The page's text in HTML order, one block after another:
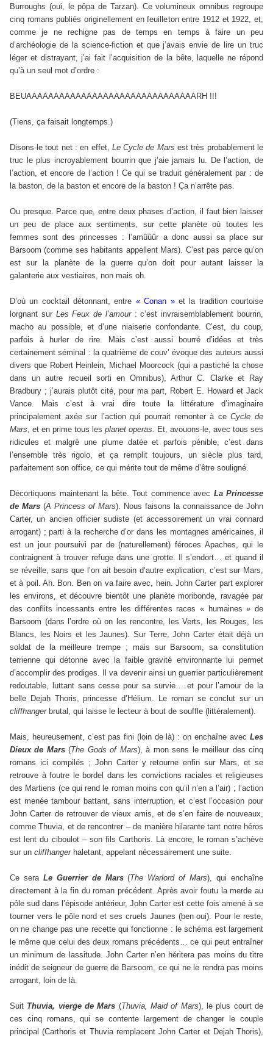
Burroughs (oui, le pôpa de Tarzan). Ce volumineux omnibus regroupe
cinq romans publiés originellement en feuilleton entre 1912 et 1922, et,
comme je ne rechigne pas de temps en temps à faire un peu
d’archéologie de la science-fiction et que j’avais envie de lire un truc
léger et distrayant, j’ai fait l’acquisition de la bête, laquelle ne répond
qu’à un seul mot d’ordre :
BEUAAAAAAAAAAAAAAAAAAAAAAAAAAAAAAARH !!!
(Tiens, ça faisait longtemps.)
Disons-le tout net : en effet, Le Cycle de Mars est très probablement le
truc le plus incroyablement bourrin que j’aie jamais lu. De l’action, de
l’action, et encore de l’action ! Ce qui se traduit généralement par : de
la baston, de la baston et encore de la baston ! Ça n’arrête pas.
Ou presque. Parce que, entre deux phases d’action, il faut bien laisser
un peu de place aux sentiments, sur cette planète où toutes les
femmes sont des princesses : l’amûûûr a donc aussi sa place sur
Barsoom (comme ses habitants appellent Mars). C’est pas parce qu’on
est sur la planète de la guerre qu’on doit pour autant laisser la
galanterie aux vestiaires, non mais oh.
D’où un cocktail détonnant, entre « Conan »et la tradition courtoise
lorgnant sur Les Feux de l’amour: c’est invraisemblablement bourrin,
macho au possible, et d’une niaiserie confondante. C’est, du coup,
parfois à hurler de rire. Mais c’est aussi bourré d’idées et très
certainement séminal : la quatrième de couv’ évoque des auteurs aussi
divers que Robert Heinlein, Michael Moorcock (qui a pastiché la chose
dans un autre recueil sorti en Omnibus), Arthur C. Clarke et Ray
Bradbury ; j’aurais plutôt cité, pour ma part, Robert E. Howard et Jack
Vance. Mais c’est à vrai dire toute la littérature d’imaginaire
principalement axée sur l’action qui pourrait remonter à ceCycle de
Mars, et en prime tous les planet operas. Et, avouons-le, avec tous ses
ridicules et malgré une plume datée et parfois pénible, c’est dans
l’ensemble très rigolo, et ça remplit toujours, un siècle plus tard,
parfaitement son office, ce qui mérite tout de même d’être souligné.
Décortiquons maintenant la bête. Tout commence avec La Princesse
de Mars (A Princess of Mars). Nous faisons la connaissance de John
Carter, un ancien officier sudiste (et accessoirement un vrai connard
arrogant) ; parti à la recherche d’or dans les montagnes américaines, il
est un jour poursuivi par de (naturellement) féroces Apaches, qui le
contraignent à trouver refuge dans une grotte. Il s’endort… et quand il
se réveille, sans que l’on ait besoin d’autre explication, c’est sur Mars,
et à poil. Ah. Bon. Ben on va faire avec, hein. John Carter part explorer
les environs, et découvre bientôt une planète moribonde, ravagée par
des conflits incessants entre les différentes races « humaines » de
Barsoom (dans l’ordre où on les rencontre, les Verts, les Rouges, les
Blancs, les Noirs et les Jaunes). Sur Terre, John Carter était déjà un
soldat de la meilleure trempe ; mais sur Barsoom, sa constitution
terrienne qui détonne avec la faible gravité environnante lui permet
d’accomplir des prodiges. Il va devenir ainsi un guerrier particulièrement
redoutable, luttant sans cesse pour sa survie… et pour l’amour de la
belle Dejah Thoris, princesse d’Hélium. Le roman se conclut sur un
cliffhangerbrutal, qui laisse le lecteur à bout de souffle (littéralement).
Mais, heureusement, c’est pas fini (loin de là) : on enchaîne avec Les
Dieux de Mars(The Gods of Mars), à mon sens le meilleur des cinq
romans ici compilés ; John Carter y retourne enfin sur Mars, et se
retrouve à foutre le bordel dans les convictions raciales et religieuses
des Martiens (ce qui rend le roman moins con qu’il n’en a l’air) ; l’action
est menée tambour battant, sans interruption, et c’est l’occasion pour
John Carter de retrouver de vieux amis, et de s’en faire de nouveaux,
comme Thuvia, et de rencontrer – de manière hilarante tant notre héros
est lent du ciboulot – son fils Carthoris. Là encore, le roman s’achève
sur un cliffhangerhaletant, appelant nécessairement une suite.
Ce sera Le Guerrier de Mars(The Warlord of Mars), qui enchaîne
directement à la fin du roman précédent. Après avoir foutu la merde au
pôle sud dans l’épisode antérieur, John Carter est cette fois amené à se
tourner vers le pôle nord et ses cruels Jaunes (ben oui). Pour le reste,
on ne change pas une recette qui fonctionne : le schéma est largement
le même que celui des deux romans précédents… ce qui peut entraîner
un minimum de lassitude. John Carter n’en héritera pas moins du titre
inédit de seigneur de guerre de Barsoom, ce qui ne le rendra pas moins
arrogant, loin de là.
Suit Thuvia, vierge de Mars (Thuvia, Maid of Mars), le plus court de
ces cinq romans, qui se contente largement de changer le couple
principal (Carthoris et Thuvia remplacent John Carter et Dejah Thoris),